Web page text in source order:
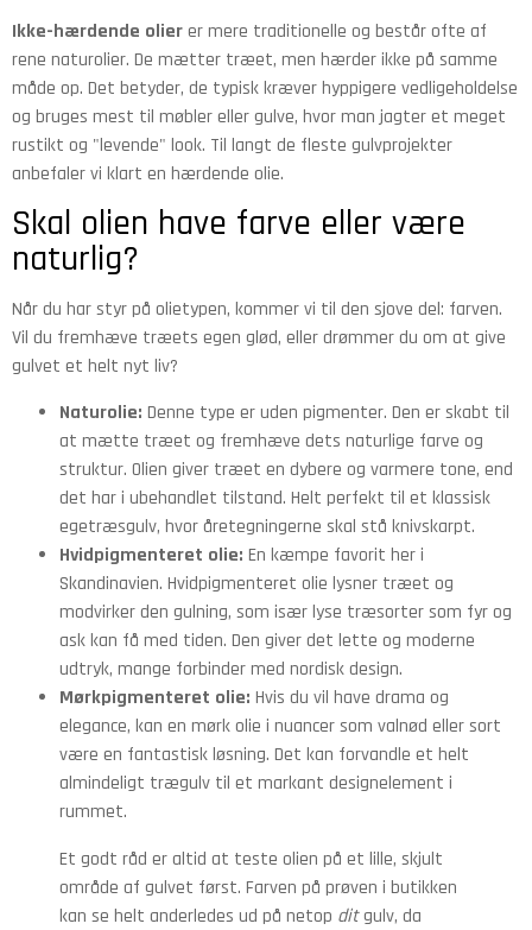
Ikke-hærdende olierer mere traditionelle og består ofte af
rene naturolier. De mætter træet, men hærder ikke på samme
måde op. Det betyder, de typisk kræver hyppigere vedligeholdelse
og bruges mest til møbler eller gulve, hvor man jagter et meget
rustikt og "levende" look. Til langt de fleste gulvprojekter
anbefaler vi klart en hærdende olie.
Skal olien have farve eller være
naturlig?
Når du har styr på olietypen, kommer vi til den sjove del: farven.
Vil du fremhæve træets egen glød, eller drømmer du om at give
gulvet et helt nyt liv?
Naturolie: Denne type er uden pigmenter. Den er skabt til
at mætte træet og fremhæve dets naturlige farve og
struktur. Olien giver træet en dybere og varmere tone, end
det har i ubehandlet tilstand. Helt perfekt til et klassisk
egetræsgulv, hvor åretegningerne skal stå knivskarpt.
Hvidpigmenteret olie: En kæmpe favorit her i
Skandinavien. Hvidpigmenteret olie lysner træet og
modvirker den gulning, som især lyse træsorter som fyr og
ask kan få med tiden. Den giver det lette og moderne
udtryk, mange forbinder med nordisk design.
Mørkpigmenteret olie: Hvis du vil have drama og
elegance, kan en mørk olie i nuancer som valnød eller sort
være en fantastisk løsning. Det kan forvandle et helt
almindeligt trægulv til et markant designelement i
rummet.
Et godt råd er altid at teste olien på et lille, skjult
område af gulvet først. Farven på prøven i butikken
kan se helt anderledes ud på netop ditgulv, da